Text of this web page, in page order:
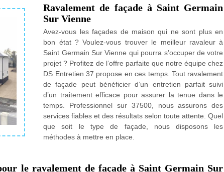
Ravalement de façade à Saint Germain
Sur Vienne
Avez-vous les façades de maison qui ne sont plus en
bon état ? Voulez-vous trouver le meilleur ravaleur à
Saint Germain Sur Vienne qui pourra s’occuper de votre
projet ? Profitez de l’offre parfaite que notre équipe chez
DS Entretien 37 propose en ces temps. Tout ravalement
de façade peut bénéficier d’un entretien parfait suivi
d’un traitement efficace pour assurer la tenue dans le
temps. Professionnel sur 37500, nous assurons des
services fiables et des résultats selon toute attente. Quel
que soit le type de façade, nous disposons les
méthodes à mettre en place.
le ravalement de façade à Saint Germain Sur